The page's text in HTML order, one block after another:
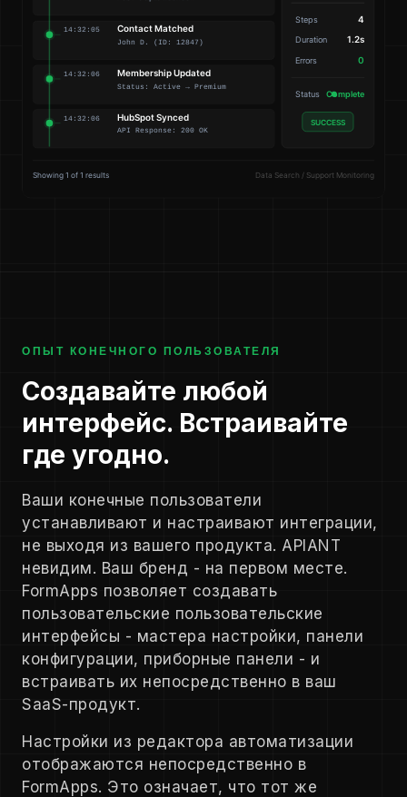
ОПЫТ КОНЕЧНОГО ПОЛЬЗОВАТЕЛЯ
Создавайте любой
интерфейс. Встраивайте
где угодно.
Ваши конечные пользователи
устанавливают и настраивают интеграции,
не выходя из вашего продукта. APIANT
невидим. Ваш бренд - на первом месте.
FormApps позволяет создавать
пользовательские пользовательские
интерфейсы - мастера настройки, панели
конфигурации, приборные панели - и
встраивать их непосредственно в ваш
SaaS-продукт.
Настройки из редактора автоматизации
отображаются непосредственно в
FormApps. Это означает, что тот же